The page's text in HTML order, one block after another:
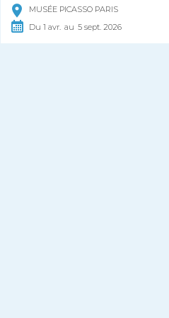
MUSÉE PICASSO PARIS
Du1avr. au 5sept. 2026